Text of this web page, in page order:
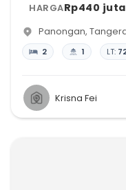
HARGARp440 juta
Panongan,
2 1 LT:
Krisna Fei